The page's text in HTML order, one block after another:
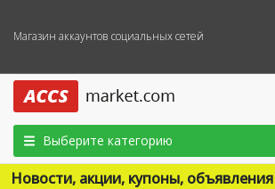
Магазин аккаунтов социальных сетей
Выберите категорию
Новости, акции, купоны,